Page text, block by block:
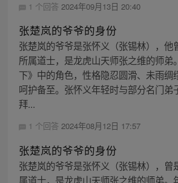
1 个回答 2024年09月13日 20:40
张楚岚的爷爷的身份
张楚岚的爷爷是张怀义（张锡林），他
所属道士，是龙虎山天师张之维的师弟
下》中的角色，性格隐忍圆滑、未雨绸
呵护备至。张怀义年轻时与部分名门弟
拜...
1 个回答 2024年08月12日 17:57
张楚岚的爷爷的身份
张楚岚的爷爷是张怀义（张锡林），曾
属道士，是龙虎山天师张之维的师弟。